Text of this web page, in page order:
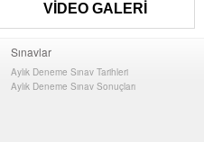
GALERİ
Sınavlar
Aylık Deneme Sınav Tarihleri
Aylık Deneme Sınav Sonuçları